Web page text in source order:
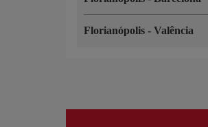
Florianópolis - Valência